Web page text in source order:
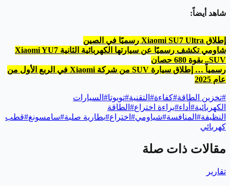
شاهد أيضاً:
إطلاق Xiaomi SU7 Ultra رسميًا في الصين
شاومي تكشف رسميًا عن سيارتها الكهربائية الثانية Xiaomi YU7
..SUV بقوة 680 حصان
رسمياً … إطلاق سيارة SUV من شركة Xiaomi في الربع الأول من
عام 2025
#تخزين الطاقة#كفاءة# التقنية#تويوتا# السيارات
الكهربائية# أداء#براءة اختراع# الطاقة
النظيفة# المنافسة#شياومي# اختراع#بطارية صلبة#سامسونغ#قطب
كهربائي
مقالات ذات صلة
تقارير